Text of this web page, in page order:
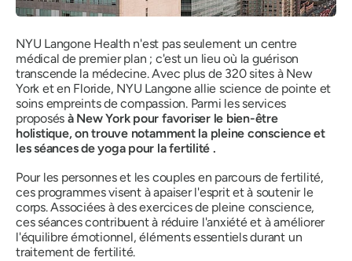
NYU Langone Health n'est pas seulement un centre
médical de premier plan ; c'est un lieu où la guérison
transcende la médecine. Avec plus de 320 sites à New
York et en Floride, NYU Langone allie science de pointe et
soins empreints de compassion. Parmi les services
proposés à New York pour favoriser le bien-être
holistique, on trouve notamment la pleine conscience et
les séances de yoga pour la fertilité .
Pour les personnes et les couples en parcours de fertilité,
ces programmes visent à apaiser l'esprit et à soutenir le
corps. Associées à des exercices de pleine conscience,
ces séances contribuent à réduire l'anxiété et à améliorer
l'équilibre émotionnel, éléments essentiels durant un
traitement de fertilité.